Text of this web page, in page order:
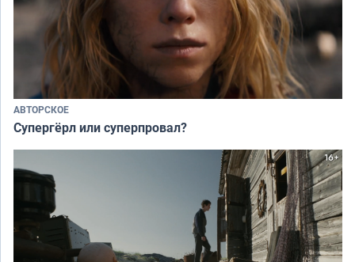
АВТОРСКОЕ
Супергёрл или суперпровал?